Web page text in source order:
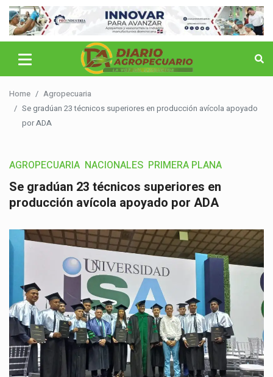
Home
Agropecuaria
Se gradúan 23 técnicos superiores en producción avícola apoyado
por ADA
AGROPECUARIA NACIONALES PRIMERA PLANA
Se gradúan 23 técnicos superiores en
producción avícola apoyado por ADA